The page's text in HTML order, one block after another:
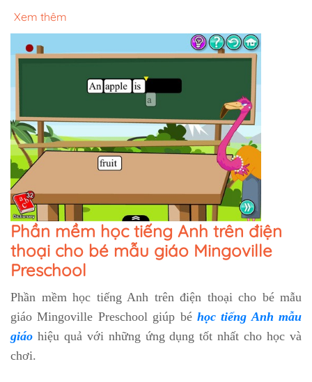
Xem thêm
Phần mềm học tiếng Anh trên điện
thoại cho bé mẫu giáo Mingoville
Preschool
Phần mềm học tiếng Anh trên điện thoại cho bé mẫu
giáo Mingoville Preschool giúp bé học tiếng Anh mẫu
giáo hiệu quả với những ứng dụng tốt nhất cho học và
chơi.